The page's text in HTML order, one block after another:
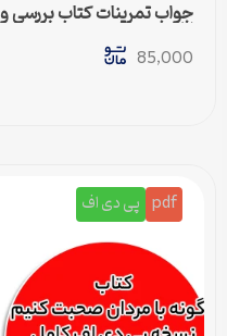
جواب تمرینات کتاب بررسی و
اناری
85,000
pdf پی دی اف